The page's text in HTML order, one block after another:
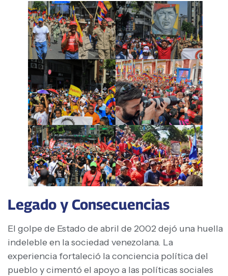
Legado y Consecuencias
El golpe de Estado de abril de 2002 dejó una huella
indeleble en la sociedad venezolana. La
experiencia fortaleció la conciencia política del
pueblo y cimentó el apoyo a las políticas sociales